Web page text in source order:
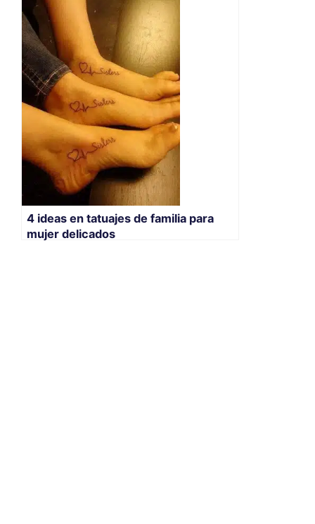
4 ideas en tatuajes de familia para
mujer delicados